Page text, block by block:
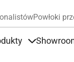
Powłoki